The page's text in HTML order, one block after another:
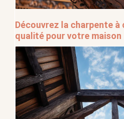
Découvrez la charpente à
qualité pour votre maison